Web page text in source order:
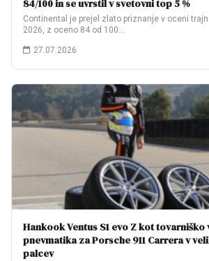
84/100 in se uvrstil v svetovni top 5 %
Continental je prejel zlato priznanje v oceni
2026, z oceno 84 od 100…
27.07.2026
Hankook Ventus S1 evo Z kot tovarniško
pnevmatika za Porsche 911 Carrera v
palcev